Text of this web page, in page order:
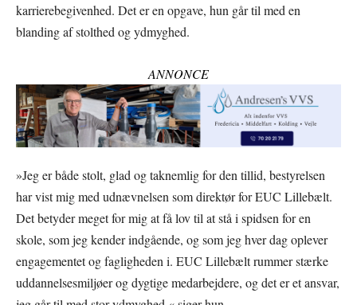
karrierebegivenhed. Det er en opgave, hun går til med en
blanding af stolthed og ydmyghed.
ANNONCE
»Jeg er både stolt, glad og taknemlig for den tillid, bestyrelsen
har vist mig med udnævnelsen som direktør for EUC Lillebælt.
Det betyder meget for mig at få lov til at stå i spidsen for en
skole, som jeg kender indgående, og som jeg hver dag oplever
engagementet og fagligheden i. EUC Lillebælt rummer stærke
uddannelsesmiljøer og dygtige medarbejdere, og det er et ansvar,